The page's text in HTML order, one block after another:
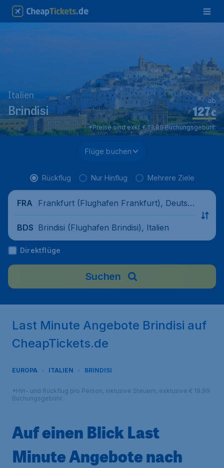
Italien
Brindisi €
127
ab
*Preise sind exkl. € 19,99 Buchungsgebühr.
Flüge buchen
Rückflug Nur Hinflug Mehrere Ziele
FRA
Frankfurt (Flughafen Frankfurt), Deutsc
BDS Brindisi (Flughafen Brindisi), Italien
Direktflüge
Suchen
Last Minute Angebote Brindisi auf
CheapTickets.de
EUROPA ITALIEN BRINDISI
*Hin- und Rückflug pro Person, inklusive Steuern, exklusive € 19,99
Buchungsgebühr.
Auf einen Blick Last
Minute Angebote nach